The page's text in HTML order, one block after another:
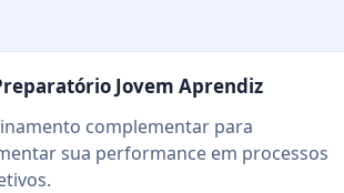
Jovem Aprendiz
complementar para
sua performance em processos